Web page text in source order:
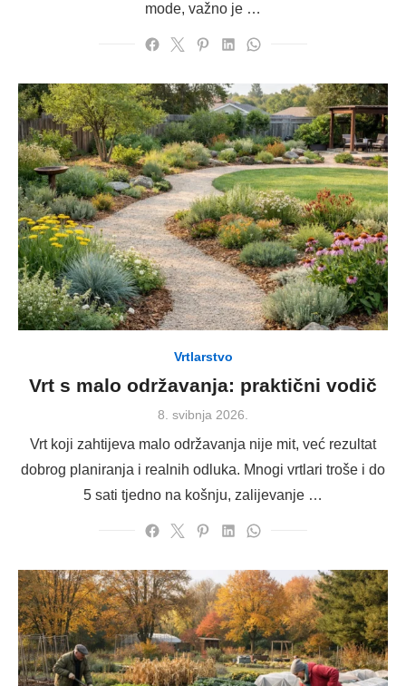
mode, važno je …
Vrtlarstvo
Vrt s malo održavanja: praktični vodič
Posted
8. svibnja 2026.
Vrt koji zahtijeva malo održavanja nije mit, već rezultat
dobrog planiranja i realnih odluka. Mnogi vrtlari troše i do
5 sati tjedno na košnju, zalijevanje …